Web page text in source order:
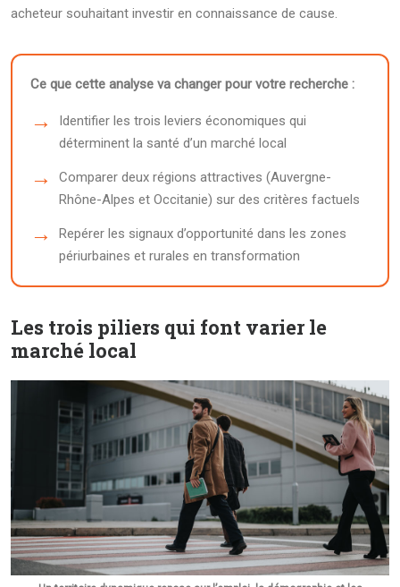
acheteur souhaitant investir en connaissance de cause.
Ce que cette analyse va changer pour votre recherche :
Identifier les trois leviers économiques qui
déterminent la santé d’un marché local
Comparer deux régions attractives (Auvergne-
Rhône-Alpes et Occitanie) sur des critères factuels
Repérer les signaux d’opportunité dans les zones
périurbaines et rurales en transformation
Les trois piliers qui font varier le
marché local